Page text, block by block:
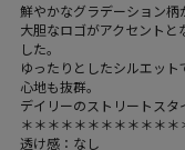
鮮やかなグラデーション柄
大胆なロゴがアクセント
した。
ゆったりとしたシルエッ
心地も抜群。
デイリーのストリートスタ
＊＊＊＊＊＊＊＊＊＊＊
透け感：なし